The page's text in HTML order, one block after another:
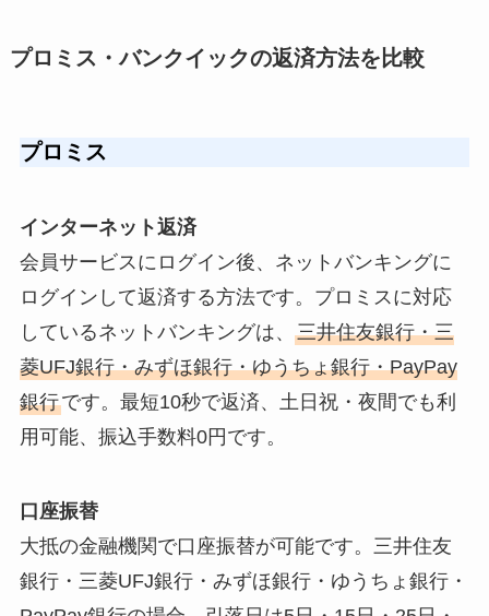
プロミス・バンクイックの返済方法を比較
プロミス
インターネット返済
会員サービスにログイン後、ネットバンキングに
ログインして返済する方法です。プロミスに対応
しているネットバンキングは、 三井住友銀行・三
菱UFJ銀行・みずほ銀行・ゆうちょ銀行・PayPay
銀行です。最短10秒で返済、土日祝・夜間でも利
用可能、振込手数料0円です。
口座振替
大抵の金融機関で口座振替が可能です。三井住友
銀行・三菱UFJ銀行・みずほ銀行・ゆうちょ銀行・